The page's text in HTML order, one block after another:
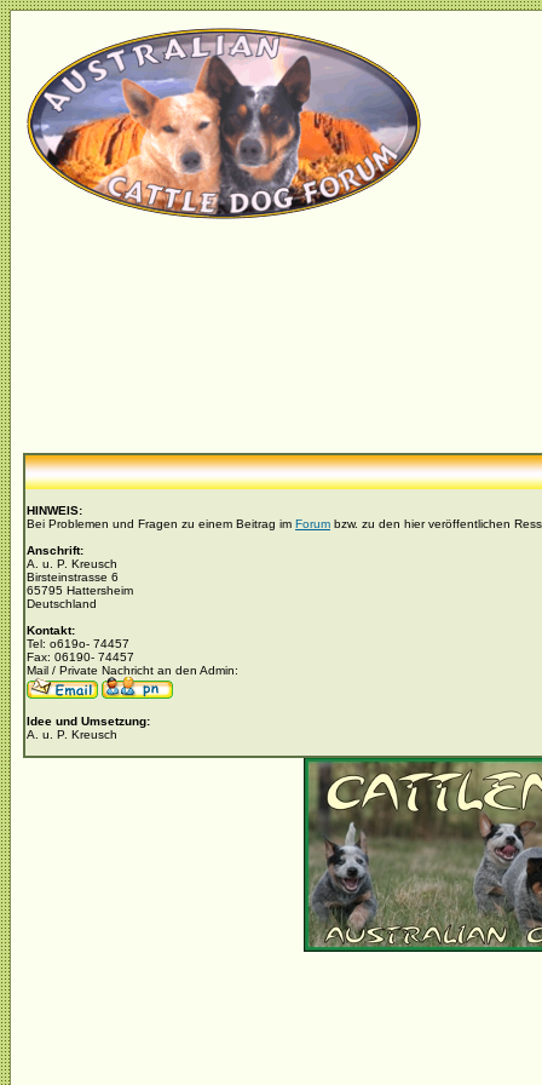
HINWEIS:
Bei Problemen und Fragen zu einem Beitrag im Forum bzw. zu den hier veröffentlichen
Anschrift:
A. u. P. Kreusch
Birsteinstrasse 6
65795 Hattersheim
Deutschland
Kontakt:
Tel: o619o- 74457
Fax: 06190- 74457
Mail / Private Nachricht an den Admin:
Idee und Umsetzung:
A. u. P. Kreusch